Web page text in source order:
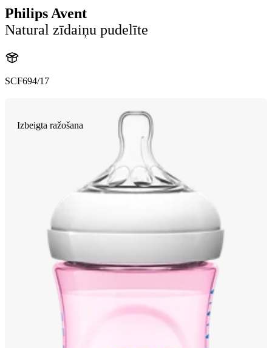
Philips Avent
Natural zīdaiņu pudelīte
SCF694/17
Izbeigta ražošana